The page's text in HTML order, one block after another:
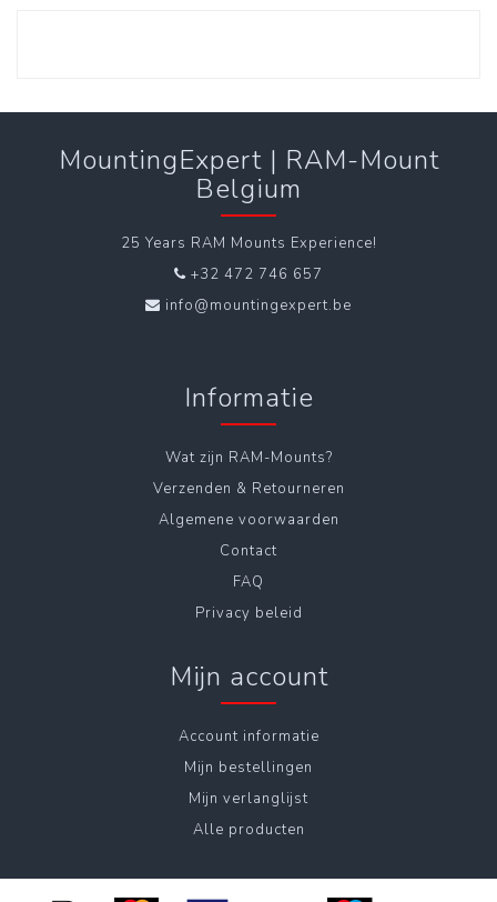
MountingExpert | RAM-Mount
Belgium
25 Years RAM Mounts Experience!
+32 472 746 657
info@mountingexpert.be
Informatie
Wat zijn RAM-Mounts?
Verzenden & Retourneren
Algemene voorwaarden
Contact
FAQ
Privacy beleid
Mijn account
Account informatie
Mijn bestellingen
Mijn verlanglijst
Alle producten